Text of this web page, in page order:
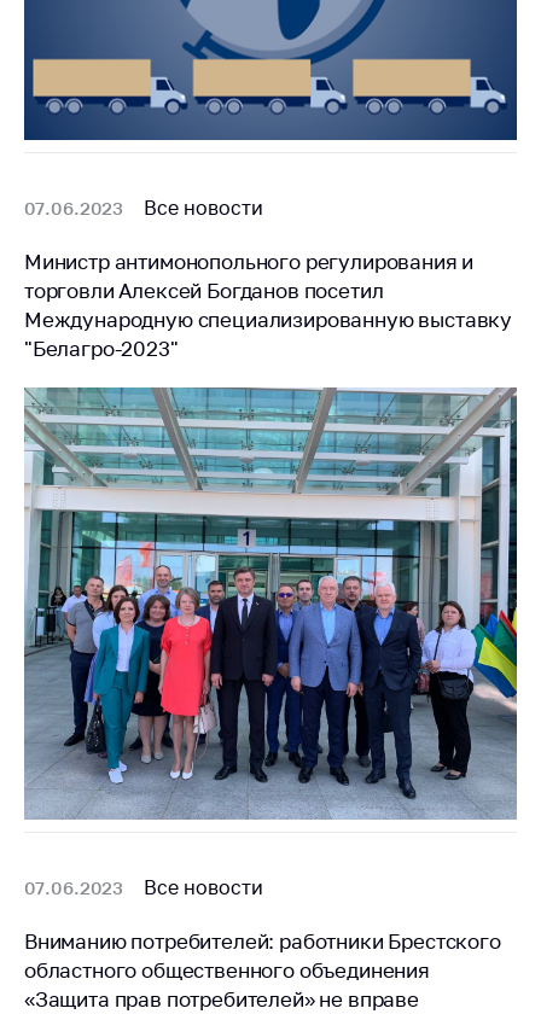
07.06.2023 Все новости
Министр антимонопольного регулирования и
торговли Алексей Богданов посетил
Международную специализированную выставку
"Белагро-2023"
07.06.2023 Все новости
Вниманию потребителей: работники Брестского
областного общественного объединения
«Защита прав потребителей» не вправе